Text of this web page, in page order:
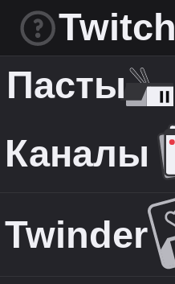
Twitch
Пасты
Каналы
Twinder